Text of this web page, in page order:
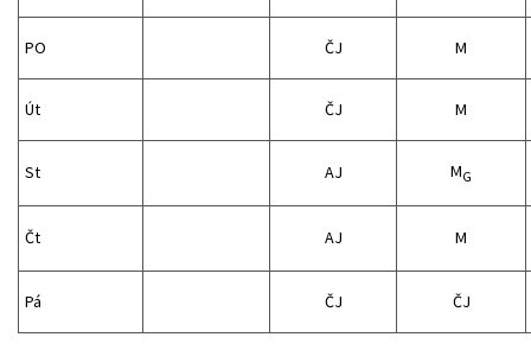
PO ČJ M
Út ČJ M
St AJ MG
Čt AJ M
Pá ČJ ČJ